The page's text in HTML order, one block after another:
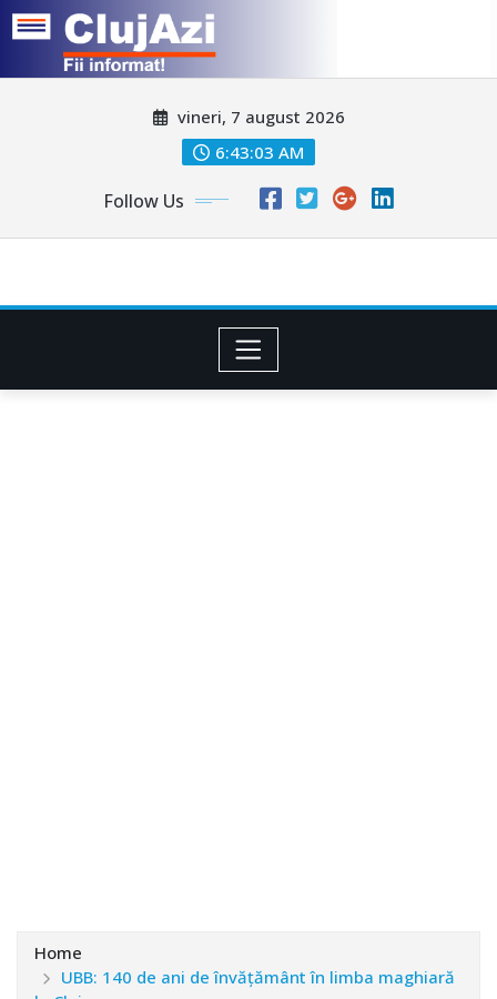
vineri, 7 august 2026
6:43:06 AM
Follow Us
Home
UBB: 140 de ani de învăţământ în limba maghiară